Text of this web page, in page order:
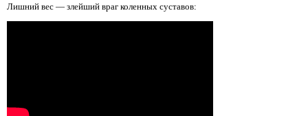
Лишний вес — злейший враг коленных суставов: